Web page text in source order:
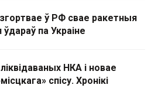
ў РФ свае ракетныя
па Украіне
НКА і новае
спісу. Хронікі